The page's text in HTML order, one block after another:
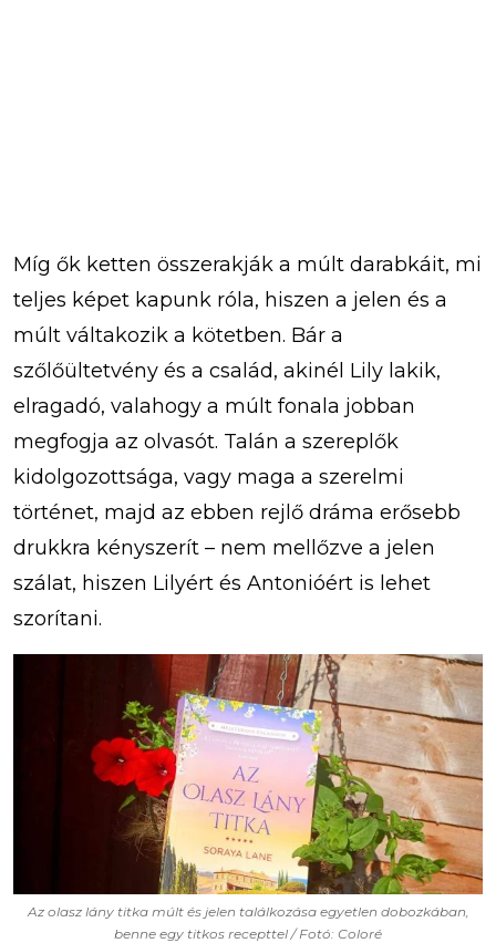
Míg ők ketten összerakják a múlt darabkáit, mi
teljes képet kapunk róla, hiszen a jelen és a
múlt váltakozik a kötetben. Bár a
szőlőültetvény és a család, akinél Lily lakik,
elragadó, valahogy a múlt fonala jobban
megfogja az olvasót. Talán a szereplők
kidolgozottsága, vagy maga a szerelmi
történet, majd az ebben rejlő dráma erősebb
drukkra kényszerít – nem mellőzve a jelen
szálat, hiszen Lilyért és Antonióért is lehet
szorítani.
Az olasz lány titka múlt és jelen találkozása egyetlen dobozkában,
benne egy titkos recepttel / Fotó: Coloré